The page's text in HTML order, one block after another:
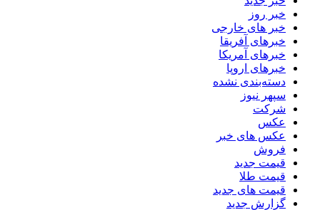
خبر روز
خبر های خارجی
خبرهای آفریقا
خبرهای آمریکا
خبرهای اروپا
دسته‌بندی نشده
سپهر نیوز
شرکت
عکس
عکس های خبر
فروش
قیمت جدید
قیمت طلا
قیمت های جدید
گزارش جدید